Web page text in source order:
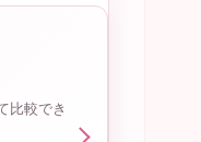
比較でき